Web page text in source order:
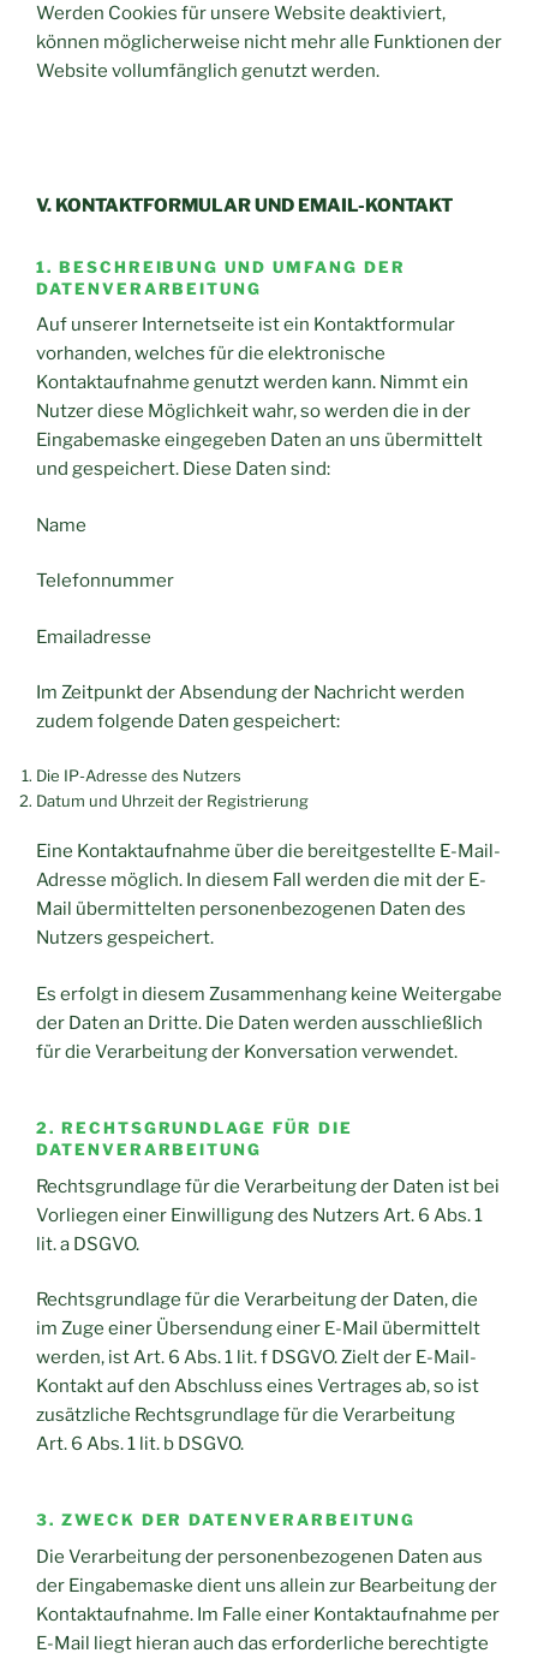
Werden Cookies für unsere Website deaktiviert,
können möglicherweise nicht mehr alle Funktionen der
Website vollumfänglich genutzt werden.
V. KONTAKTFORMULAR UND EMAIL-KONTAKT
1. BESCHREIBUNG UND UMFANG DER
DATENVERARBEITUNG
Auf unserer Internetseite ist ein Kontaktformular
vorhanden, welches für die elektronische
Kontaktaufnahme genutzt werden kann. Nimmt ein
Nutzer diese Möglichkeit wahr, so werden die in der
Eingabemaske eingegeben Daten an uns übermittelt
und gespeichert. Diese Daten sind:
Name
Telefonnummer
Emailadresse
Im Zeitpunkt der Absendung der Nachricht werden
zudem folgende Daten gespeichert:
Die IP-Adresse des Nutzers
Datum und Uhrzeit der Registrierung
Eine Kontaktaufnahme über die bereitgestellte E-Mail-
Adresse möglich. In diesem Fall werden die mit der E-
Mail übermittelten personenbezogenen Daten des
Nutzers gespeichert.
Es erfolgt in diesem Zusammenhang keine Weitergabe
der Daten an Dritte. Die Daten werden ausschließlich
für die Verarbeitung der Konversation verwendet.
2. RECHTSGRUNDLAGE FÜR DIE
DATENVERARBEITUNG
Rechtsgrundlage für die Verarbeitung der Daten ist bei
Vorliegen einer Einwilligung des Nutzers Art. 6 Abs. 1
lit. a DSGVO.
Rechtsgrundlage für die Verarbeitung der Daten, die
im Zuge einer Übersendung einer E-Mail übermittelt
werden, ist Art. 6 Abs. 1 lit. f DSGVO. Zielt der E-Mail-
Kontakt auf den Abschluss eines Vertrages ab, so ist
zusätzliche Rechtsgrundlage für die Verarbeitung
Art. 6 Abs. 1 lit. b DSGVO.
3. ZWECK DER DATENVERARBEITUNG
Die Verarbeitung der personenbezogenen Daten aus
der Eingabemaske dient uns allein zur Bearbeitung der
Kontaktaufnahme. Im Falle einer Kontaktaufnahme per
E-Mail liegt hieran auch das erforderliche berechtigte